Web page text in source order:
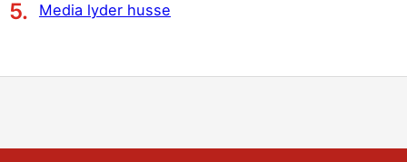
Media lyder husse